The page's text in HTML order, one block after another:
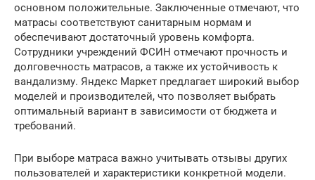
основном положительные. Заключенные отмечают, что
матрасы соответствуют санитарным нормам и
обеспечивают достаточный уровень комфорта.
Сотрудники учреждений ФСИН отмечают прочность и
долговечность матрасов, а также их устойчивость к
вандализму. Яндекс Маркет предлагает широкий выбор
моделей и производителей, что позволяет выбрать
оптимальный вариант в зависимости от бюджета и
требований.
При выборе матраса важно учитывать отзывы других
пользователей и характеристики конкретной модели.